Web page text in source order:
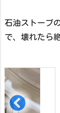
石油ストーブ
で、壊れたら